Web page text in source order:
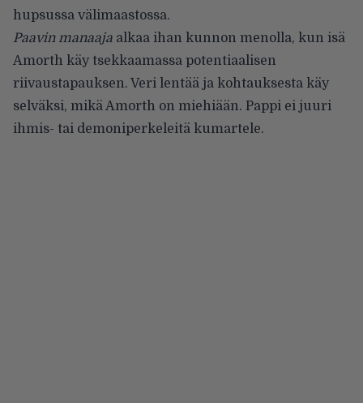
hupsussa välimaastossa.
Paavin manaaja alkaa ihan kunnon menolla, kun isä
Amorth käy tsekkaamassa potentiaalisen
riivaustapauksen. Veri lentää ja kohtauksesta käy
selväksi, mikä Amorth on miehiään. Pappi ei juuri
ihmis- tai demoniperkeleitä kumartele.